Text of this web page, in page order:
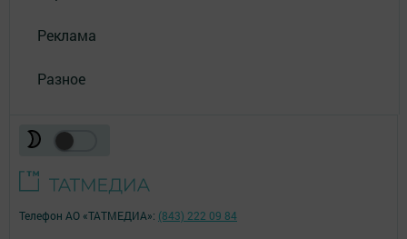
Реклама
Разное
Телефон АО «ТАТМЕДИА»: (843) 222 09 84